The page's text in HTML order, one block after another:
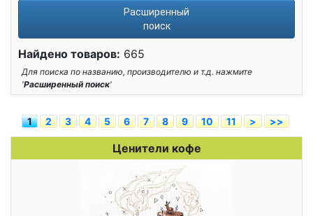
Расширенный
поиск
Найдено товаров: 665
Для поиска по названию, производителю и т.д. нажмите
'Расширенный поиск'
1 2 3 4 5 6 7 8 9 10 11 > >>
Ценители кофе